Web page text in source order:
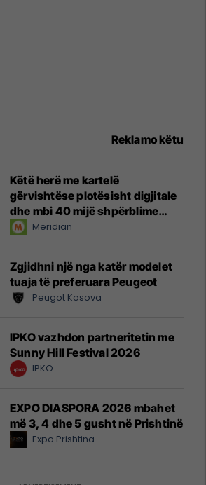
Reklamo këtu
Këtë herë me kartelë
gërvishtëse plotësisht digjitale
dhe mbi 40 mijë shpërblime
instant!Meridian
Zgjidhni një nga katër modelet
tuaja të preferuara Peugeot
Peugot Kosova
IPKO vazhdon partneritetin me
Sunny Hill Festival 2026
IPKO
EXPO DIASPORA 2026 mbahet
më 3, 4 dhe 5 gusht në Prishtinë
Expo Prishtina